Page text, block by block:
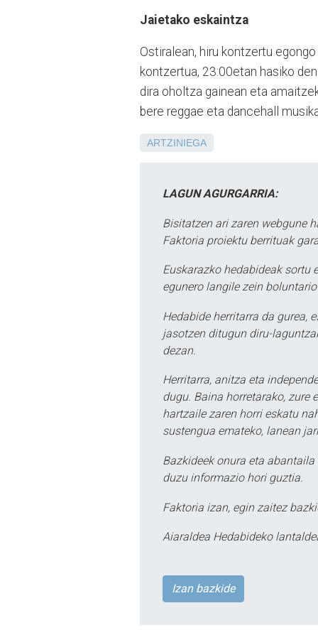
Jaietako eskaintza
Ostiralean, hiru kontzertu
kontzertua, 23:00etan hasiko
dira oholtza gainean eta
bere reggae eta dancehall
ARTZINIEGA
LAGUN AGURGARRIA:
Bisitatzen ari zaren webgune
Faktoria proiektu berrituak
Euskarazko hedabideak sortu
egunero langile zein
Hedabide herritarra da gurea,
jasotzen ditugun diru-
dezan.
Herritarra, anitza eta
dugu. Baina horretarako, zure
hartzaile zaren horri eskatu
sustengua emateko, lanean
Bazkideek onura eta
duzu informazio hori guztia.
Faktoria izan, egin zaitez
Aiaraldea Hedabideko
Izan bazkide